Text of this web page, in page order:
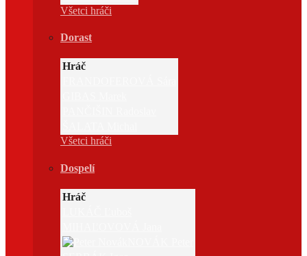
Všetci hráči
Dorast
Hráč
Všetci hráči
Dospelí
Hráč